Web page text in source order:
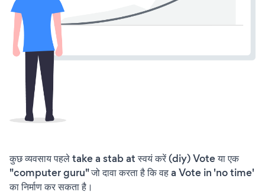
कुछ व्यवसाय पहले take a stab at स्वयं करें (diy) Vote या एक
"computer guru" जो दावा करता है कि वह a Vote in 'no time'
का निर्माण कर सकता है।